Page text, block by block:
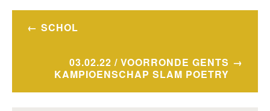
Bericht
SCHOL
03.02.22 / VOORRONDE GENTS
KAMPIOENSCHAP SLAM POETRY